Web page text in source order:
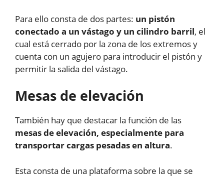
Para ello consta de dos partes: un pistón
conectado a un vástago y un cilindro barril, el
cual está cerrado por la zona de los extremos y
cuenta con un agujero para introducir el pistón y
permitir la salida del vástago.
Mesas de elevación
También hay que destacar la función de las
mesas de elevación, especialmente para
transportar cargas pesadas en altura.
Esta consta de una plataforma sobre la que se